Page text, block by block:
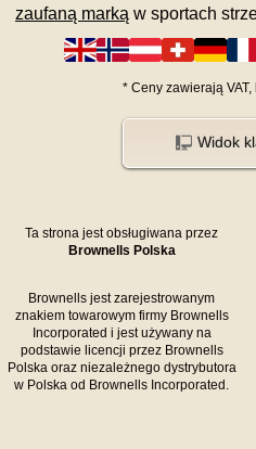
zaufaną marką w sportach
* Ceny zawierają VAT,
Widok
Ta strona jest obsługiwana przez
Brownells Polska
Brownells jest zarejestrowanym
znakiem towarowym firmy Brownells
Incorporated i jest używany na
podstawie licencji przez Brownells
Polska oraz niezależnego dystrybutora
w Polska od Brownells Incorporated.